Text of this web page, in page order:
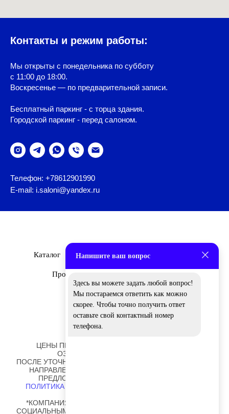
Контакты и режим работы:
Мы открыты с понедельника по субботу
с 11:00 до 18:00.
Воскресенье — по предварительной записи.
Бесплатный паркинг - с торца здания.
Городской паркинг - перед салоном.
Телефон: +78612901990
E-mail: i.saloni@yandex.ru
Каталог Бренды О Нас
Проекты
ЦЕНЫ ПРЕДСТАВЛЕННЫЕ НА САЙТЕ НОСЯТ
ОЗНАКОМИТЕЛЬНЫЙ ХАРАКТЕР!
ПОСЛЕ УТОЧНЕНИЯ ОТДЕЛОК И РАЗМЕРОВ ВАМ БУДЕТ
НАПРАВЛЕНО ПЕРСОНАЛЬНОЕ КОММЕРЧЕСКОЕ
ПРЕДЛОЖЕНИЕ ОТ НАШИХ СОТРУДНИКОВ.
ПОЛИТИКА ОБРАБОТКИ ПЕРСОНАЛЬНЫХ ДАННЫХ
*КОМПАНИЯ META PLATFORMS INC., ВЛАДЕЮЩАЯ
СОЦИАЛЬНЫМИ СЕТЯМИ FACEBOOK И INSTAGRAM, ПО
Напишите ваш вопрос
Здесь вы можете задать любой вопрос!
Мы постараемся ответить как можно
скорее. Чтобы точно получить ответ
оставьте свой контактный номер
телефона.